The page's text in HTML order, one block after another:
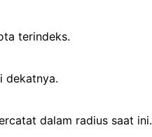
terindeks.
dekatnya.
dalam radius saat ini.